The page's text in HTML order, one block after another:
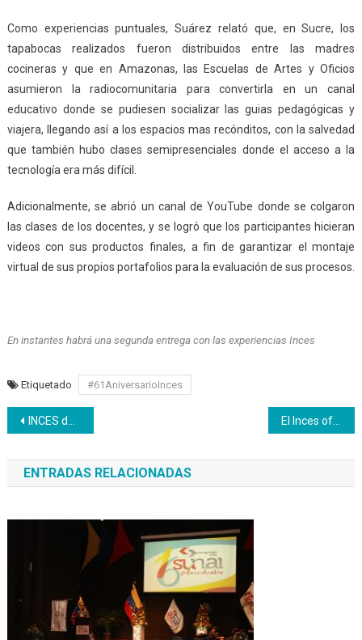
Como experiencias puntuales, Suárez relató que, en Sucre, los
tapabocas realizados fueron distribuidos entre las madres
cocineras y que en Amazonas, las Escuelas de Artes y Oficios
asumieron la radiocomunitaria para convertirla en un canal
educativo donde se pudiesen socializar las guias pedagógicas y
viajera, llegando así a los espacios mas recónditos, con la salvedad
que también hubo clases semipresenciales donde el acceso a la
tecnología era más difícil.
Adicionalmente, se abrió un canal de YouTube donde se colgaron
las clases de los docentes, y se logró que los participantes hicieran
videos con sus productos finales, a fin de garantizar el montaje
virtual de sus propios portafolios para la evaluación de sus procesos.
En instantes habrá una segunda entrega con las experiencias Inces
Etiquetado #61AniversarioInces
Navegación
de
entradas
INCES desarrolló segundo ciclo de conferencias internacionales en el II Congreso Pedagógico El Inces ofrece formación efectiva y pertinente
ENTRADAS RELACIONADAS